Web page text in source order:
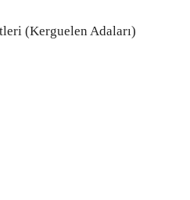
(Kerguelen Adaları)